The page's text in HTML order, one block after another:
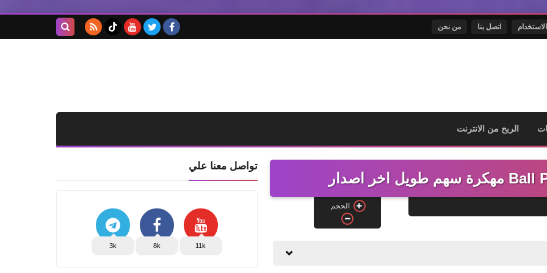
الاستخدام اتصل بنا من نحن
الربح من الانترنت
الحجم
تواصل معنا علي
11k
8k
3k